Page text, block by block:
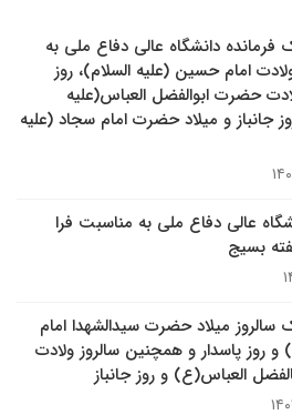
فرمانده دانشگاه عالی دفاع ملی به
امام حسین (علیه السلام)، روز
حضرت ابوالفضل العباس(علیه
جانباز و میلاد حضرت امام سجاد (علیه
عالی دفاع ملی به مناسبت فرا
بسیج
سالروز میلاد حضرت سیدالشهدا امام
روز پاسدار و همچنین سالروز ولادت
العباس(ع) و روز جانباز